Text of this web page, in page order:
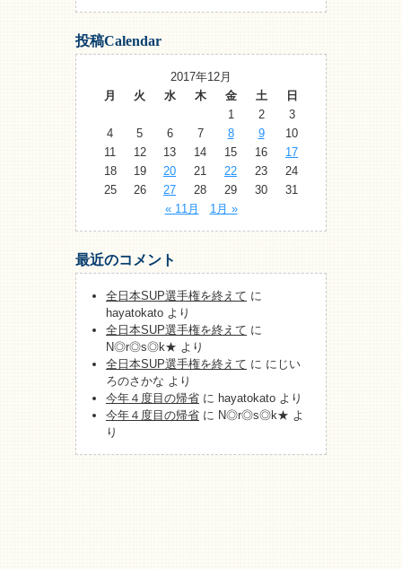
投稿Calendar
2017年12月
月
火 水 木 金 土
日
1
2
3
4
5 6 7 8 9
10
11
12 13 14 15 16
17
18
19 20 21 22 23
24
25
26 27 28 29 30
31
« 11月
1月 »
最近のコメント
全日本SUP選手権を終えて に
hayatokato より
全日本SUP選手権を終えて に
N◎r◎s◎k★ より
全日本SUP選手権を終えて に にじい
ろのさかな より
今年４度目の帰省 に hayatokato より
今年４度目の帰省 に N◎r◎s◎k★ よ
り